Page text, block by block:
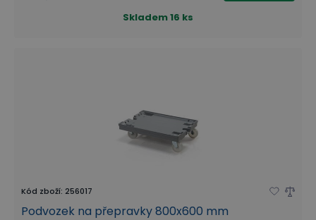
Skladem16 ks
Kód zboží: 256017
Podvozek na přepravky 800x600 mm